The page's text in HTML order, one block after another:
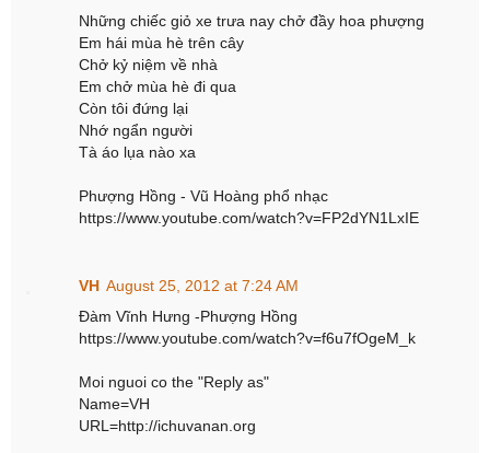
Những chiếc giỏ xe trưa nay chở đầy hoa phượng
Em hái mùa hè trên cây
Chở kỷ niệm về nhà
Em chở mùa hè đi qua
Còn tôi đứng lại
Nhớ ngẩn người
Tà áo lụa nào xa
Phượng Hồng - Vũ Hoàng phổ nhạc
https://www.youtube.com/watch?v=FP2dYN1LxIE
VH August 25, 2012 at 7:24 AM
Đàm Vĩnh Hưng -Phượng Hồng
https://www.youtube.com/watch?v=f6u7fOgeM_k
Moi nguoi co the "Reply as"
Name=VH
URL=http://ichuvanan.org